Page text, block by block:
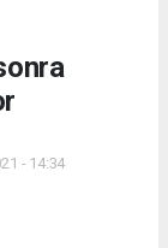
- 14:34